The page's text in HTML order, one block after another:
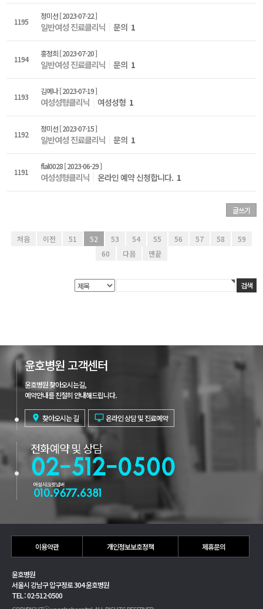
1195
정미선[ 2023-07-22 ]
일반여성 진료클리닉 문의 1
1194
홍정희[ 2023-07-20 ]
일반여성 진료클리닉 문의 1
1193
김예나[ 2023-07-19 ]
여성성형클리닉 여성성형 1
1192
정미선[ 2023-07-15 ]
일반여성 진료클리닉 문의 1
1191
flal0028[ 2023-06-29 ]
여성성형클리닉 온라인 예약 신청합니다. 1
글쓰기
처음 이전 51 52 53 54 55 56 57 58
59
60
다음 맨끝
윤호병원 고객센터
윤호병원 찾아오시는길,
예약안내를 친절히 안내해드립니다.
 찾아오시는 길  온라인 상담 및 진료예약
이용약관 개인정보보호정책 제휴문의
윤호병원
서울시 강남구 압구정로 304 윤호병원
TEL : 02-512-0500